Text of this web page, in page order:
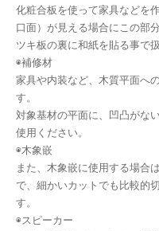
化粧合板を使って家具などを
口面）が見える場合にこの部
ツキ板の裏に和紙を貼る事で
◉補修材
家具や内装など、木質平面へ
す。
対象基材の平面に、凹凸がな
使用ください。
◉木象嵌
また、木象嵌に使用する場合
で、細かいカットでも比較的
す。
◉スピーカー